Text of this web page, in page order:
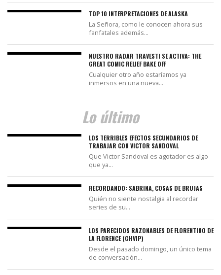
TOP 10 INTERPRETACIONES DE ALASKA
La Señora, como le conocen ahora sus
fanfatales además...
NUESTRO RADAR TRAVESTI SE ACTIVA: THE
GREAT COMIC RELIEF BAKE OFF
Cualquier otro año estaríamos ya
inmersos en una nueva...
Lo último
LOS TERRIBLES EFECTOS SECUNDARIOS DE
TRABAJAR CON VICTOR SANDOVAL
Que Victor Sandoval es agotador es algo
que ya...
RECORDANDO: SABRINA, COSAS DE BRUJAS
Quién no siente nostalgia al recordar
series de su...
LOS PARECIDOS RAZONABLES DE FLORENTINO DE
LA FLORENCE (GHVIP)
Desde el pasado domingo, un único tema
de conversación...